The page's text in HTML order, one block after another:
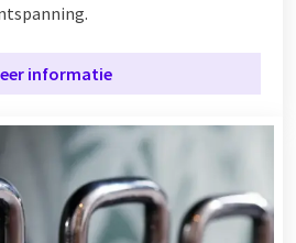
informatie